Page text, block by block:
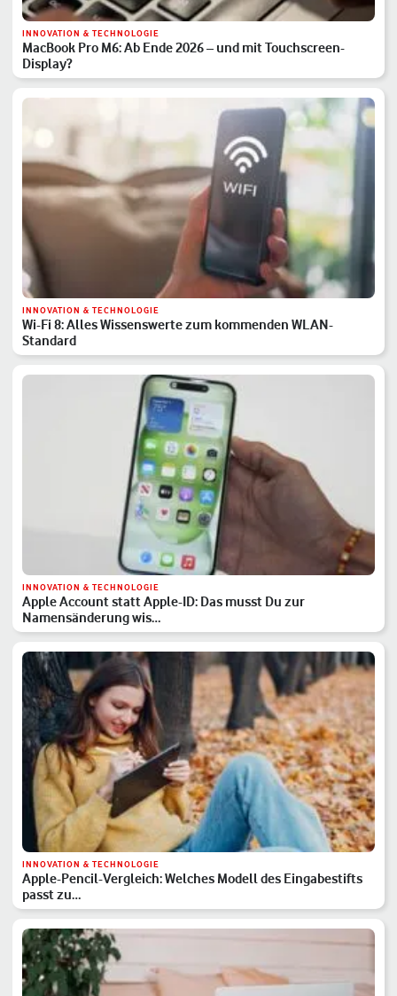
INNOVATION & TECHNOLOGIE
MacBook Pro M6: Ab Ende 2026 – und mit Touchscreen-
Display?
INNOVATION & TECHNOLOGIE
Wi-Fi 8: Alles Wissenswerte zum kommenden WLAN-
Standard
INNOVATION & TECHNOLOGIE
Apple Account statt Apple-ID: Das musst Du zur
Namensänderung wis…
INNOVATION & TECHNOLOGIE
Apple-Pencil-Vergleich: Welches Modell des Eingabestifts
passt zu…